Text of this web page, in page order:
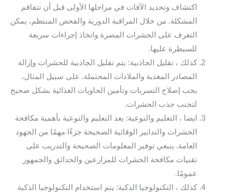
اكتشاف وتحديد الآفات في مراحلها الأولى قبل أن تتفاقم
المشكلة. من خلال المراقبة الدورية والفحص المنتظم، يمكن
التعرف على الحشرات المضرة واتخاذ إجراءات سريعة
للسيطرة عليها.
كذلك ، تقليل الجاذبية: يتم تقليل الجاذبية للحشرات وإزالة
المصادر المغذية والملاذات المحتملة. على سبيل المثال،
يجب إصلاح التسربات وتأمين الحاويات الغذائية بشكل صحيح
لتجنب جذب الحشرات.
ايضا ، التعليم والتوعية: يعد التعليم والتوعية بأهمية مكافحة
الحشرات والتدابير الوقائية الصحيحة جزءًا مهمًا من الجهود
العامة. ينبغي توفير المعلومات الصحيحة والتدريب على
تقنيات مكافحة الحشرات للمزارعين والحدائق والجمهور
عمومًا.
كذلك ، التكنولوجيا الذكية: يتم استخدام التكنولوجيا الذكية